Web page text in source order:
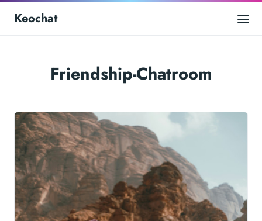
Keochat
Friendship-Chatroom